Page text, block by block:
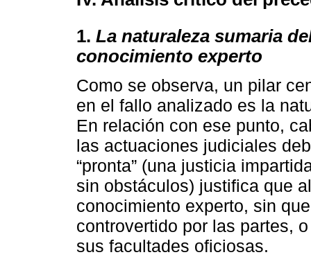
1. La naturaleza sumaria
conocimiento experto
Como se observa, un pilar
en el fallo analizado es la
En relación con ese punto,
las actuaciones judiciales
“pronta” (una justicia
sin obstáculos) justifica que
conocimiento experto, sin
controvertido por las partes,
sus facultades oficiosas.